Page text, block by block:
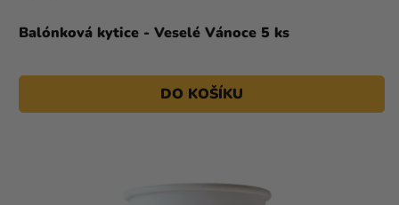
Balónková kytice - Veselé Vánoce 5 ks
DO KOŠÍKU